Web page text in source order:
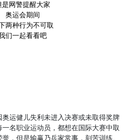
是网警提醒大家
奥运会期间
两种行为不可取
们一起看看吧
运健儿失利未进入决赛或未取得奖牌
名职业运动员，都想在国际大赛中取
，但是输赢乃兵家常事，刻苦训练、